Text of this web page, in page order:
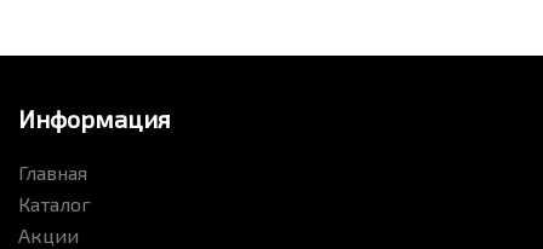
Информация
Главная
Каталог
Акции